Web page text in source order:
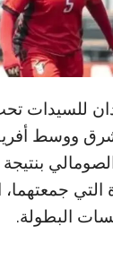
ووسط
البطولة.